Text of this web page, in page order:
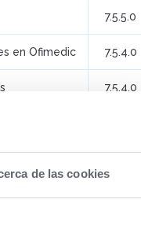
de las cookies
7.5.5.0
en Ofimedic 7.5.4.0
7.5.4.0